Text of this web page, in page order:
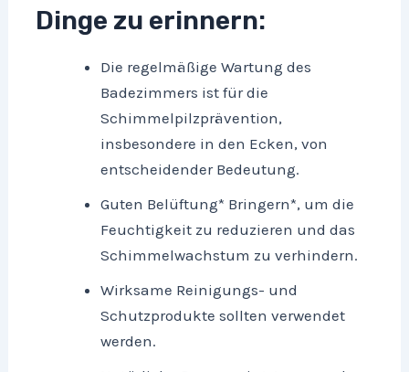
Dinge zu erinnern:
Die regelmäßige Wartung des
Badezimmers ist für die
Schimmelpilzprävention,
insbesondere in den Ecken, von
entscheidender Bedeutung.
Guten Belüftung* Bringern*, um die
Feuchtigkeit zu reduzieren und das
Schimmelwachstum zu verhindern.
Wirksame Reinigungs- und
Schutzprodukte sollten verwendet
werden.